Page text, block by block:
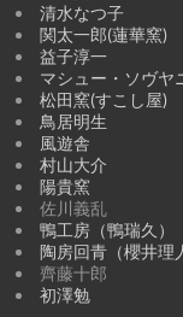
清水なつ子
関太一郎(蓮華窯)
益子淳一
マシュー・ソヴヤ
松田窯(すこし屋)
鳥居明生
風遊舎
村山大介
陽貴窯
佐川義乱
鴨工房（鴨瑞久）
陶房回青（櫻井理
齊藤十郎
初澤勉